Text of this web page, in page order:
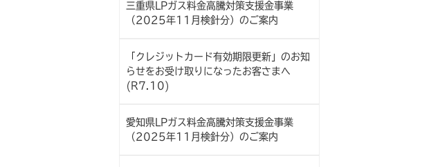
三重県LPガス料金高騰対策支援金事業
（2025年11月検針分）のご案内
「クレジットカード有効期限更新」のお知
らせをお受け取りになったお客さまへ
(R7.10)
愛知県LPガス料金高騰対策支援金事業
（2025年11月検針分）のご案内